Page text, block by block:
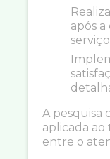
após
A pesquisa
aplicada
entre o